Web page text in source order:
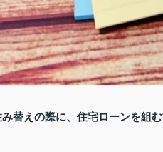
替えの際に、住宅ローンを組